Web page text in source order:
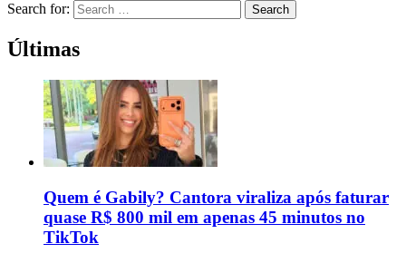
Search for:
Search
Últimas
Quem é Gabily? Cantora viraliza após faturar
quase R$ 800 mil em apenas 45 minutos no
TikTok